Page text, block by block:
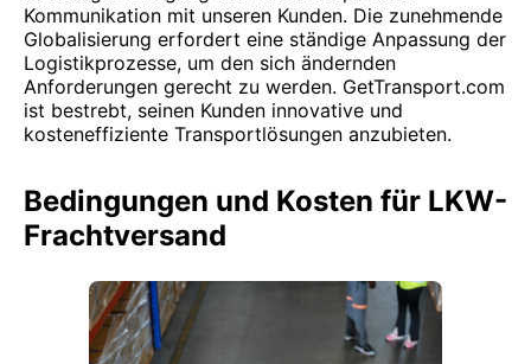
Kommunikation mit unseren Kunden. Die zunehmende
Globalisierung erfordert eine ständige Anpassung der
Logistikprozesse, um den sich ändernden
Anforderungen gerecht zu werden. GetTransport.com
ist bestrebt, seinen Kunden innovative und
kosteneffiziente Transportlösungen anzubieten.
Bedingungen und Kosten für LKW-
Frachtversand